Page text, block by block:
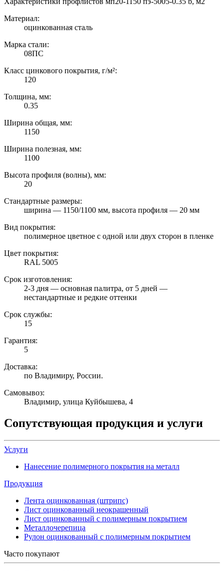
Материал:
оцинкованная сталь
Марка стали:
08ПС
Класс цинкового покрытия, г/м²:
120
Толщина, мм:
0.35
Ширина общая, мм:
1150
Ширина полезная, мм:
1100
Высота профиля (волны), мм:
20
Стандартные размеры:
ширина — 1150/1100 мм, высота профиля — 20 мм
Вид покрытия:
полимерное цветное с одной или двух сторон в пленке
Цвет покрытия:
RAL 5005
Срок изготовления:
2-3 дня — основная палитра, от 5 дней —
нестандартные и редкие оттенки
Срок службы:
15
Гарантия:
5
Доставка:
по Владимиру, России.
Самовывоз:
Владимир, улица Куйбышева, 4
Сопутствующая продукция и услуги
Услуги
Нанесение полимерного покрытия на металл
Продукция
Лента оцинкованная (штрипс)
Лист оцинкованный неокрашенный
Лист оцинкованный с полимерным покрытием
Металлочерепица
Рулон оцинкованный с полимерным покрытием
Часто покупают